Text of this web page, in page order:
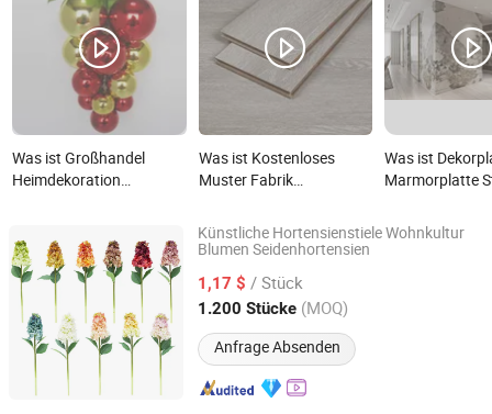
Was ist Großhandel
Heimdekoration
Lieferant
Was ist Kostenloses
Muster Fabrik
Laminat Wohnkultur
Baumaterialien AC3 AC4
Eiche HDF E1 Boden
Was ist
Marmorplatte
Künstliche Hortensienstiele Wohnkultur
Blumen Seidenhortensien
1,17 $ / Stück
1.200 Stücke (MOQ)
Anfrage Absenden
Zhejiang Hansy Craft Co., Ltd
Zhejiang, China Seit 2026